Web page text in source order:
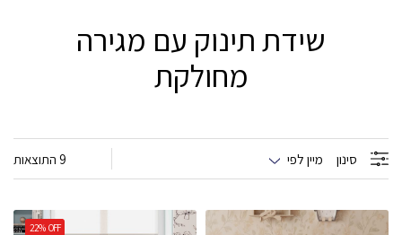
שידת תינוק עם מגירה
מחולקת
סינון מיין לפי 9 התוצאות
22% OFF